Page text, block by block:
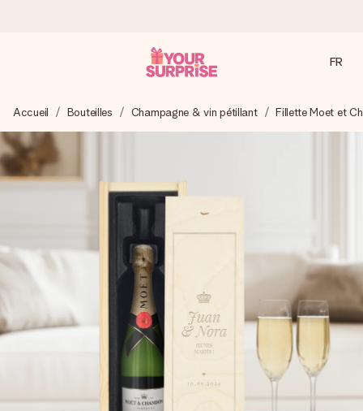
Nous préparons votre cadeau avec attention et l’envoyons
en un éclair – pour que vous puissiez l’offrir au bon moment,
quand cela compte le plus.
4,9 (sur la base de +15 000 avis)
Nos cadeaux sont appréciés. Les clients nous attribuent
une note de 4,9 sur Google Reviews (total de tous les
pays où nous sommes présents).
Carte de vœux gratuite
Créez quelque chose d’unique en quelques étapes – avec
son prénom, votre photo ou un message qui touche le cœur.
Sans complications, juste tout l’amour pour le moment idéal.
FR
Accueil Bouteilles Champagne & vin pétillant Fillette Moet et